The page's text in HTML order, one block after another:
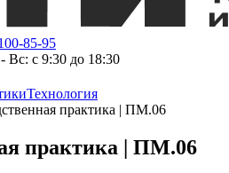
85-95
Вс: с 9:30 до 18:30
Технология
практика | ПМ.06
практика | ПМ.06